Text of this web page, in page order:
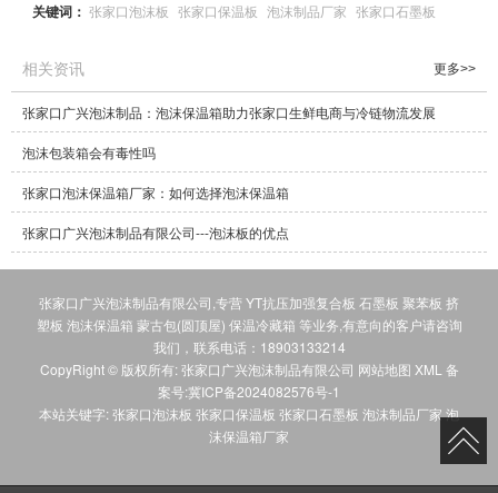
关键词：张家口泡沫板 张家口保温板 泡沫制品厂家 张家口石墨板
相关资讯 更多>>
张家口广兴泡沫制品：泡沫保温箱助力张家口生鲜电商与冷链物流发展
泡沫包装箱会有毒性吗
张家口泡沫保温箱厂家：如何选择泡沫保温箱
张家口广兴泡沫制品有限公司---泡沫板的优点
张家口广兴泡沫制品有限公司,专营YT抗压加强复合板 石墨板 聚苯板 挤
塑板 泡沫保温箱 蒙古包(圆顶屋) 保温冷藏箱 等业务,有意向的客户请咨询
我们，联系电话： 18903133214
CopyRight © 版权所有: 张家口广兴泡沫制品有限公司 网站地图 XML 备
案号:冀ICP备2024082576号-1
本站关键字: 张家口泡沫板 张家口保温板 张家口石墨板 泡沫制品厂家泡
沫保温箱厂家